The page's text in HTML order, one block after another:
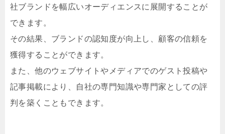
社ブランドを幅広いオーディエンスに展開することが
できます。
その結果、ブランドの認知度が向上し、顧客の信頼を
獲得することができます。
また、他のウェブサイトやメディアでのゲスト投稿や
記事掲載により、自社の専門知識や専門家としての評
判を築くこともできます。